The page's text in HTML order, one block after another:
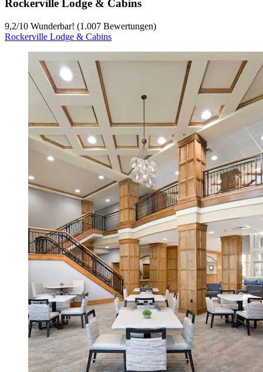
Rockerville Lodge & Cabins
9,2/10 Wunderbar! (1.007 Bewertungen)
Rockerville Lodge & Cabins